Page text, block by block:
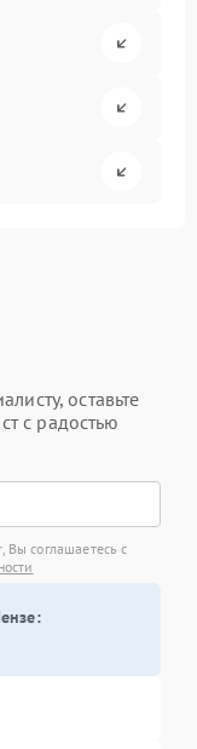
оставьте
с радостью
Вы соглашаетесь с